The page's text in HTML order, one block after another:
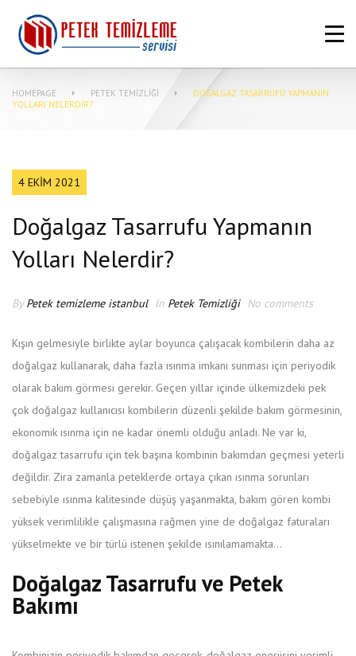
ANASAYFA
HAKKIMIZDA
PETEK TEMIZLEME FIYATLARI
İLETIŞIM
HOMEPAGE PETEK TEMIZLIĞI
DOĞALGAZ TASARRUFU YAPMANIN
YOLLARI NELERDIR?
4 EKIM 2021
Doğalgaz Tasarrufu Yapmanın
Yolları Nelerdir?
ByPetek temizleme istanbul In Petek Temizliği No comments
Kışın gelmesiyle birlikte aylar boyunca çalışacak kombilerin daha az
doğalgaz kullanarak, daha fazla ısınma imkanı sunması için periyodik
olarak bakım görmesi gerekir. Geçen yıllar içinde ülkemizdeki pek
çok doğalgaz kullanıcısı kombilerin düzenli şekilde bakım görmesinin,
ekonomik ısınma için ne kadar önemli olduğu anladı. Ne var ki,
doğalgaz tasarrufu için tek başına kombinin bakımdan geçmesi yeterli
değildir. Zira zamanla peteklerde ortaya çıkan ısınma sorunları
sebebiyle ısınma kalitesinde düşüş yaşanmakta, bakım gören kombi
yüksek verimlilikle çalışmasına rağmen yine de doğalgaz faturaları
yükselmekte ve bir türlü istenen şekilde ısınılamamakta…
Doğalgaz Tasarrufu ve Petek
Bakımı